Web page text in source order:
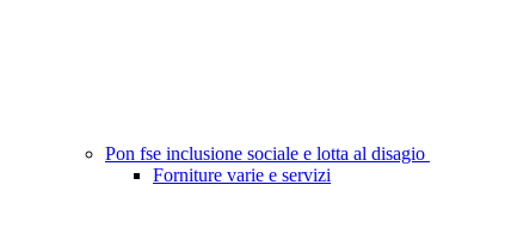
Pon fse inclusione sociale e lotta al disagio
Forniture varie e servizi